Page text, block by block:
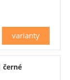
varianty
černé